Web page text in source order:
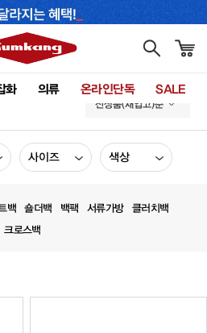
화 의류 온라인단독 SALE
신상품(재입고)순
사이즈 색상
백 숄더백 백팩 서류가방
클러치백
크로스백